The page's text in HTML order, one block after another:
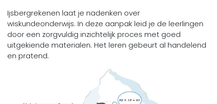
Ijsbergrekenen laat je nadenken over
wiskundeonderwijs. In deze aanpak leid je de leerlingen
door een zorgvuldig inzichtelijk proces met goed
uitgekiende materialen. Het leren gebeurt al handelend
en pratend.